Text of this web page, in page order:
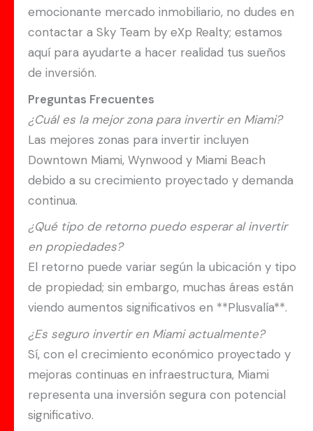
emocionante mercado inmobiliario, no dudes en
contactar a Sky Team by eXp Realty; estamos
aquí para ayudarte a hacer realidad tus sueños
de inversión.
Preguntas Frecuentes
¿Cuál es la mejor zona para invertir en Miami?
Las mejores zonas para invertir incluyen
Downtown Miami, Wynwood y Miami Beach
debido a su crecimiento proyectado y demanda
continua.
¿Qué tipo de retorno puedo esperar al invertir
en propiedades?
El retorno puede variar según la ubicación y tipo
de propiedad; sin embargo, muchas áreas están
viendo aumentos significativos en **Plusvalía**.
¿Es seguro invertir en Miami actualmente?
Sí, con el crecimiento económico proyectado y
mejoras continuas en infraestructura, Miami
representa una inversión segura con potencial
significativo.